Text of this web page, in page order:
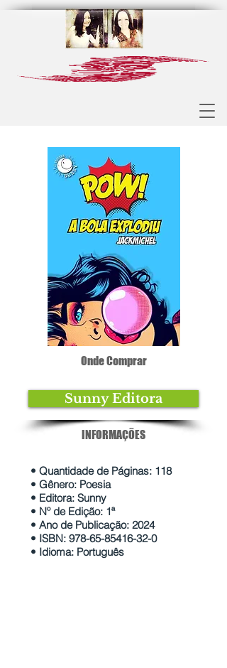
Onde Comprar
Sunny Editora
INFORMAÇÕES
• Quantidade de Páginas: 118
• Gênero: Poesia
• Editora: Sunny
• Nº de Edição: 1ª
• Ano de Publicação: 2024
• ISBN: 978-65-85416-32-0
• Idioma: Português